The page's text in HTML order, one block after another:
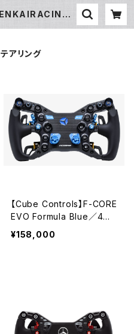
アリング
【Cube Controls】F-CORE
EVO Formula Blue／4パ
ドル仕様
¥158,000